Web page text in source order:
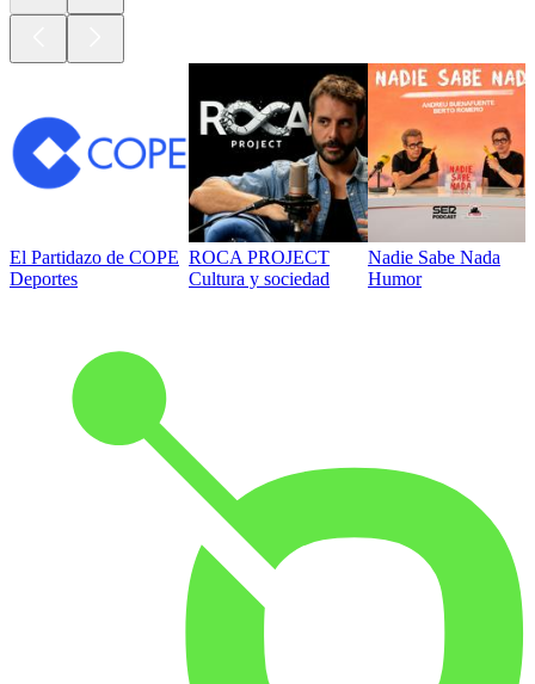
El Partidazo de COPE
Deportes
ROCA PROJECT
Cultura y sociedad
Nadie Sabe Nada
Humor